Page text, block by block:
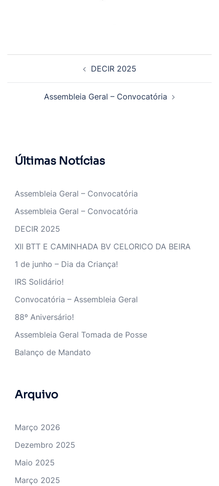
DECIR 2025
Assembleia Geral – Convocatória
Últimas Notícias
Assembleia Geral – Convocatória
Assembleia Geral – Convocatória
DECIR 2025
XII BTT E CAMINHADA BV CELORICO DA BEIRA
1 de junho – Dia da Criança!
IRS Solidário!
Convocatória – Assembleia Geral
88º Aniversário!
Assembleia Geral Tomada de Posse
Balanço de Mandato
Arquivo
Março 2026
Dezembro 2025
Maio 2025
Março 2025